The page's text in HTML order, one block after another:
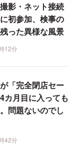
影・ネット接続
初参加、検事の
った異様な風景
12分
「完全閉店セー
カ月目に入っても
問題ないのでし
42分